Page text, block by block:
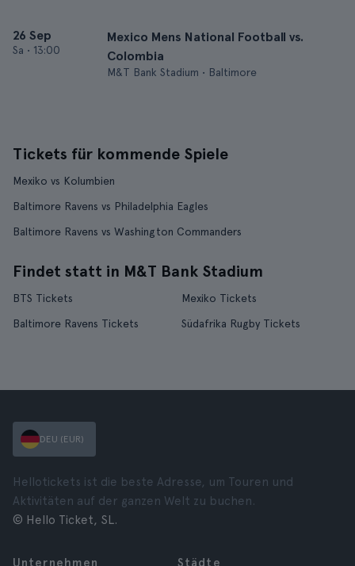
26 Sep
Sa • 13:00
Mexico Mens National Football vs.
Colombia
M&T Bank Stadium • Baltimore
Tickets für kommende Spiele
Mexiko vs Kolumbien
Baltimore Ravens vs Philadelphia Eagles
Baltimore Ravens vs Washington Commanders
Findet statt in M&T Bank Stadium
BTS Tickets
Mexiko Tickets
Baltimore Ravens Tickets
Südafrika Rugby Tickets
DEU (EUR)
Hellotickets ist die beste Adresse, um Touren und
Aktivitäten auf der ganzen Welt zu buchen.
© Hello Ticket, SL.
Unternehmen Städte